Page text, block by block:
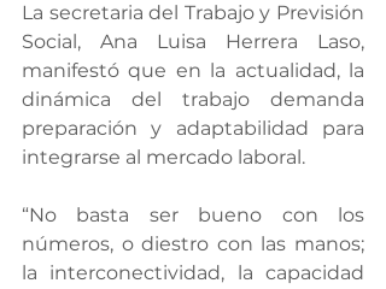
La secretaria del Trabajo y Previsión
Social, Ana Luisa Herrera Laso,
manifestó que en la actualidad, la
dinámica del trabajo demanda
preparación y adaptabilidad para
integrarse al mercado laboral.
“No basta ser bueno con los
números, o diestro con las manos;
la interconectividad, la capacidad